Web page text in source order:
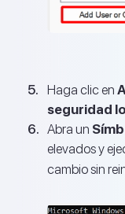
Haga clic en
seguridad
Abra un
elevados y
cambio sin